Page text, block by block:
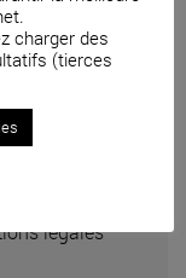
légales
charger des
(tierces